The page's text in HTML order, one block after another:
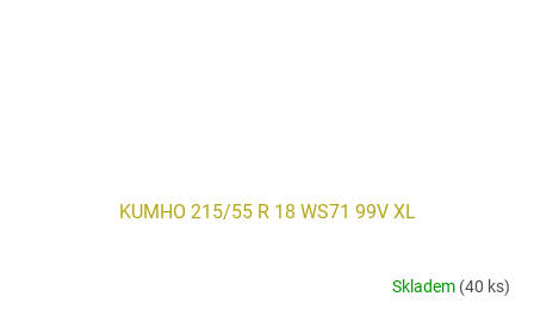
KUMHO 215/55 R 18 WS71 99V XL
Skladem (40 ks)